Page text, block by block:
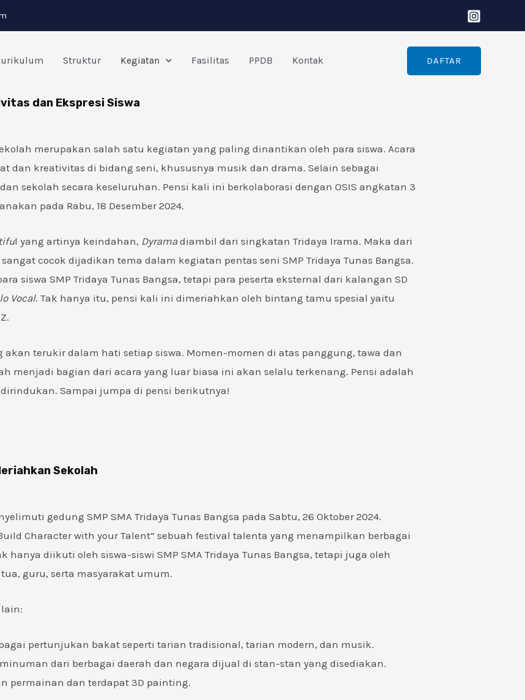
Struktur Kegiatan Fasilitas PPDB Kontak DAFTAR
dan Ekspresi Siswa
merupakan salah satu kegiatan yang paling dinantikan oleh para siswa. Acara
kreativitas di bidang seni, khususnya musik dan drama. Selain sebagai
sekolah secara keseluruhan. Pensi kali ini berkolaborasi dengan OSIS angkatan 3
pada Rabu, 18 Desember 2024.
l yang artinya keindahan, Dyramadiambil dari singkatan Tridaya Irama. Maka dari
cocok dijadikan tema dalam kegiatan pentas seni SMP Tridaya Tunas Bangsa.
siswa SMP Tridaya Tunas Bangsa, tetapi para peserta eksternal dari kalangan SD
Vocal. Tak hanya itu, pensi kali ini dimeriahkan oleh bintang tamu spesial yaitu
terukir dalam hati setiap siswa. Momen-momen di atas panggung, tawa dan
menjadi bagian dari acara yang luar biasa ini akan selalu terkenang. Pensi adalah
Sampai jumpa di pensi berikutnya!
Sekolah
gedung SMP SMA Tridaya Tunas Bangsa pada Sabtu, 26 Oktober 2024.
Character with your Talent” sebuah festival talenta yang menampilkan berbagai
diikuti oleh siswa-siswi SMP SMA Tridaya Tunas Bangsa, tetapi juga oleh
guru, serta masyarakat umum.
pertunjukan bakat seperti tarian tradisional, tarian modern, dan musik.
dari berbagai daerah dan negara dijual di stan-stan yang disediakan.
permainan dan terdapat 3D painting.
P P
P
e
P
P
e